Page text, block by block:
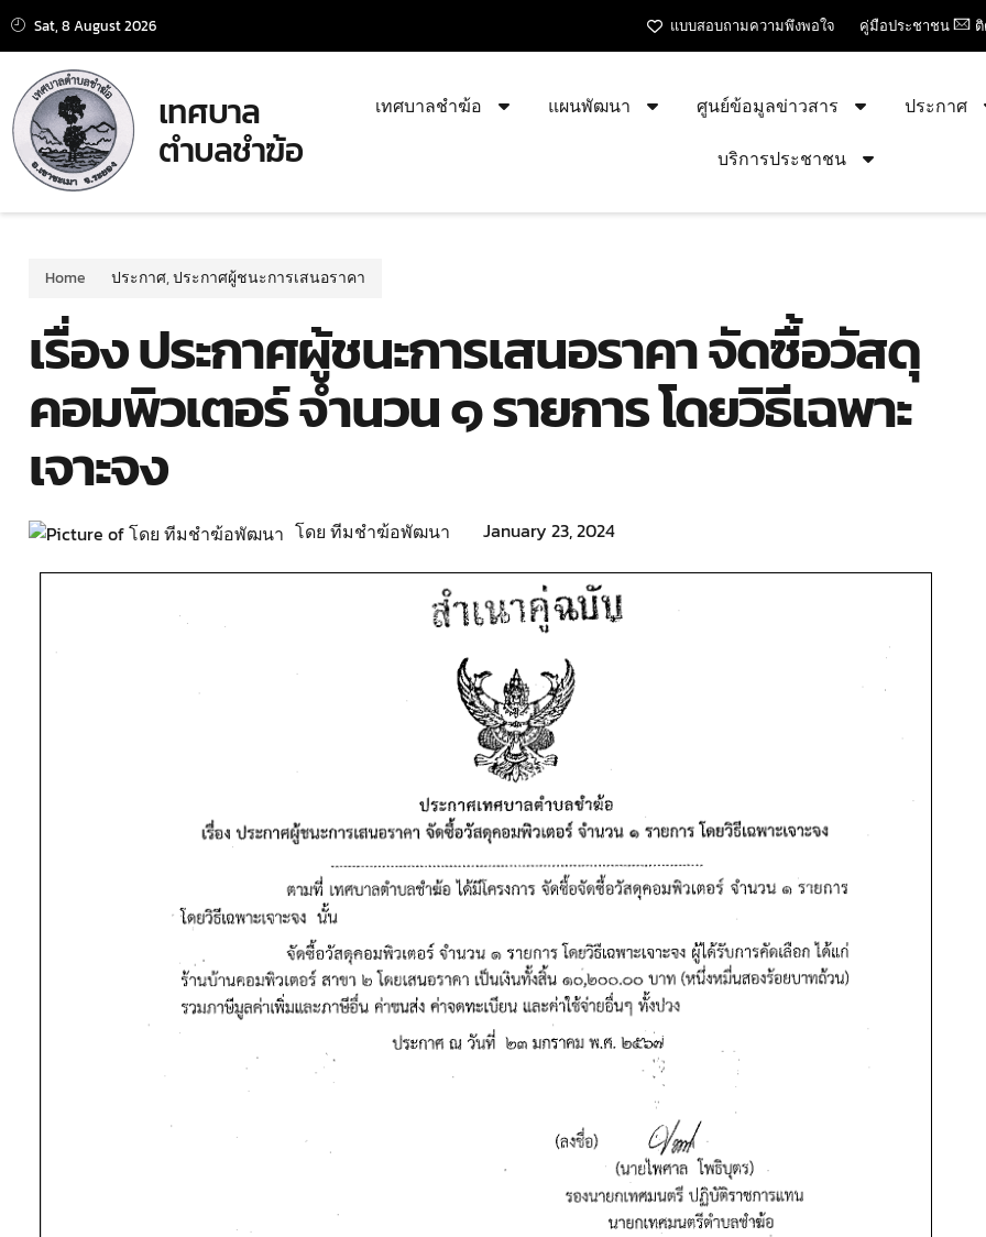
Sat, 8 August 2026 แบบสอบถามความพึงพอใจ คู่มือประชาชน
เทศบาล
ตำบลชำฆ้อ
เทศบาลชำฆ้อ แผนพัฒนา ศูนย์ข้อมูลข่าวสาร ประกาศ
บริการประชาชน
Home ประกาศ,ประกาศผู้ชนะการเสนอราคา
เรื่อง ประกาศผู้ชนะการเสนอราคา จัดซื้อวัสดุ
คอมพิวเตอร์ จำนวน ๑ รายการ โดยวิธีเฉพาะ
เจาะจง
โดย ทีมชำฆ้อพัฒนา January 23, 2024